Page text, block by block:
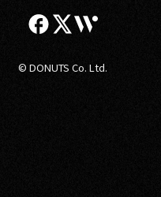
© DONUTS Co. Ltd.